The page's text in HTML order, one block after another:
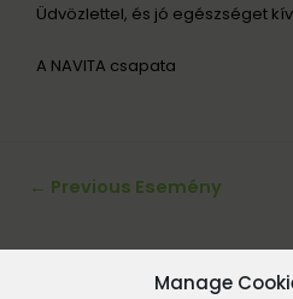
Manage
Üdvözlettel, és jó egészséget
A NAVITA csapata
← Previous Esemény